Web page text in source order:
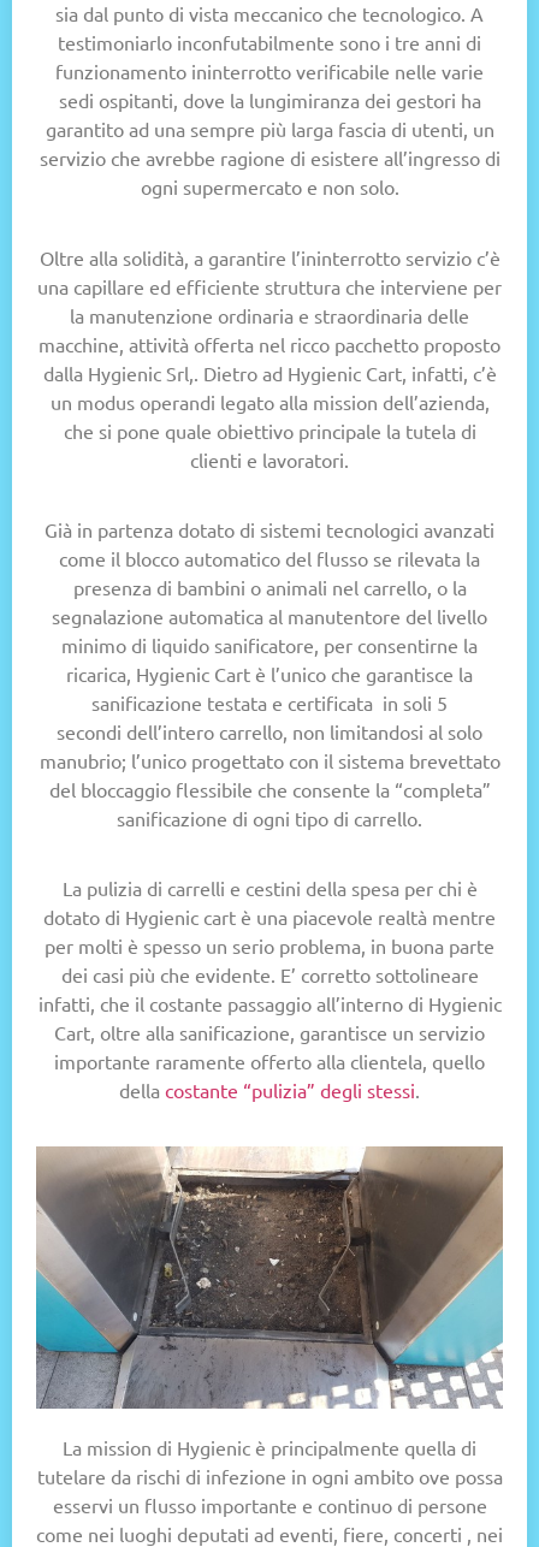
sia dal punto di vista meccanico che tecnologico. A
testimoniarlo inconfutabilmente sono i tre anni di
funzionamento ininterrotto verificabile nelle varie
sedi ospitanti, dove la lungimiranza dei gestori ha
garantito ad una sempre più larga fascia di utenti, un
servizio che avrebbe ragione di esistere all’ingresso di
ogni supermercato e non solo.
Oltre alla solidità, a garantire l’ininterrotto servizio c’è
una capillare ed efficiente struttura che interviene per
la manutenzione ordinaria e straordinaria delle
macchine, attività offerta nel ricco pacchetto proposto
dalla Hygienic Srl,. Dietro ad Hygienic Cart, infatti, c’è
un modus operandi legato alla mission dell’azienda,
che si pone quale obiettivo principale la tutela di
clienti e lavoratori.
Già in partenza dotato di sistemi tecnologici avanzati
come il blocco automatico del flusso se rilevata la
presenza di bambini o animali nel carrello, o la
segnalazione automatica al manutentore del livello
minimo di liquido sanificatore, per consentirne la
ricarica, Hygienic Cart è l’unico che garantisce la
sanificazione testata e certificata in soli 5
secondi dell’intero carrello, non limitandosi al solo
manubrio; l’unico progettato con il sistema brevettato
del bloccaggio flessibile che consente la “completa”
sanificazione di ogni tipo di carrello.
La pulizia di carrelli e cestini della spesa per chi è
dotato di Hygienic cart è una piacevole realtà mentre
per molti è spesso un serio problema, in buona parte
dei casi più che evidente. E’ corretto sottolineare
infatti, che il costante passaggio all’interno di Hygienic
Cart, oltre alla sanificazione, garantisce un servizio
importante raramente offerto alla clientela, quello
della costante “pulizia” degli stessi.
La mission di Hygienic è principalmente quella di
tutelare da rischi di infezione in ogni ambito ove possa
esservi un flusso importante e continuo di persone
come nei luoghi deputati ad eventi, fiere, concerti
, nei